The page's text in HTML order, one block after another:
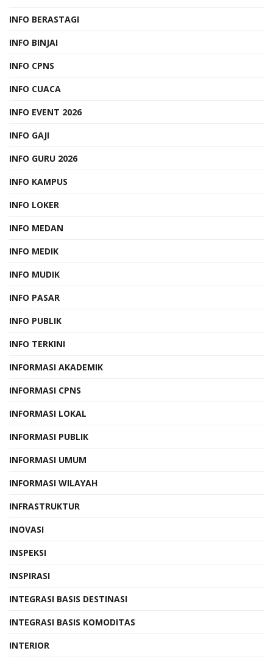
INFO BERASTAGI
INFO BINJAI
INFO CPNS
INFO CUACA
INFO EVENT 2026
INFO GAJI
INFO GURU 2026
INFO KAMPUS
INFO LOKER
INFO MEDAN
INFO MEDIK
INFO MUDIK
INFO PASAR
INFO PUBLIK
INFO TERKINI
INFORMASI AKADEMIK
INFORMASI CPNS
INFORMASI LOKAL
INFORMASI PUBLIK
INFORMASI UMUM
INFORMASI WILAYAH
INFRASTRUKTUR
INOVASI
INSPEKSI
INSPIRASI
INTEGRASI BASIS DESTINASI
INTEGRASI BASIS KOMODITAS
INTERIOR